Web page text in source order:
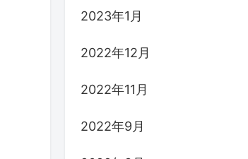
2023年1月
2022年12月
2022年11月
2022年9月